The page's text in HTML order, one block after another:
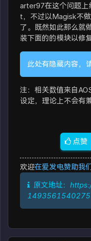
arter97在这个问题
t，不过以Magisk不
了。既然如此那么就
装下面的的模块以修
此处有隐藏内容，
注：相关数值来自
设定，理论上不会有
点赞
欢迎在爱发电赞助我们
原文地址：